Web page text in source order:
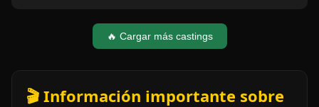
🔥 Cargar más castings
🎬 Información importante sobre